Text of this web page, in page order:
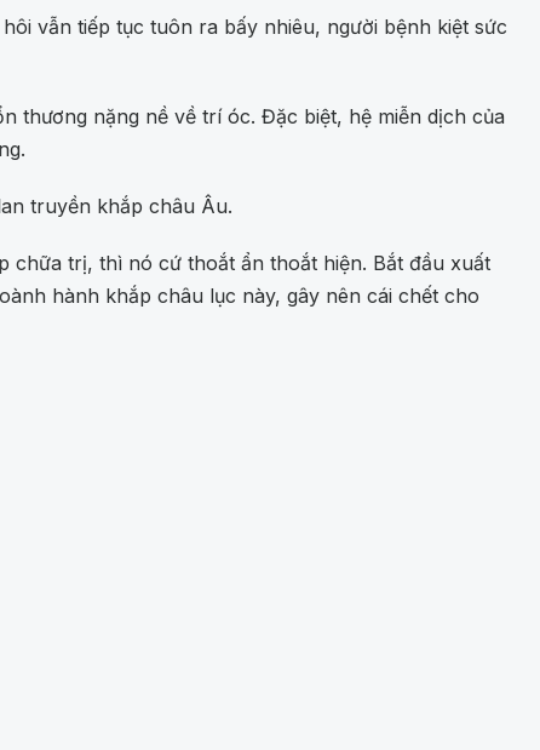
vẫn tiếp tục tuôn ra bấy nhiêu, người bệnh kiệt sức
thương nặng nề về trí óc. Đặc biệt, hệ miễn dịch của
truyền khắp châu Âu.
chữa trị, thì nó cứ thoắt ẩn thoắt hiện. Bắt đầu xuất
hành khắp châu lục này, gây nên cái chết cho